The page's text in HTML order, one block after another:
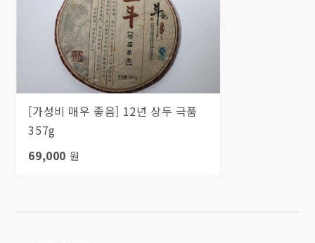
[가성비 매우 좋음] 12년 상두 극품
357g
69,000 원